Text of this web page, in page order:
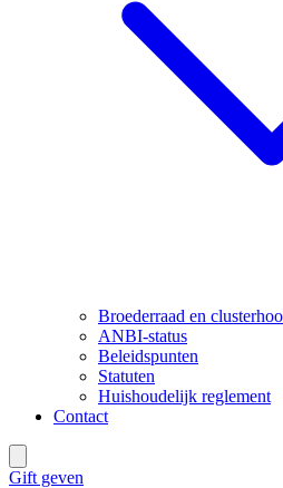
Broederraad en
ANBI-status
Beleidspunten
Statuten
Huishoudelijk reglement
Contact
Gift geven